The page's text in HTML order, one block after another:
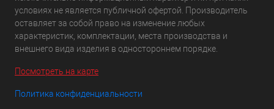
условиях не является публичной офертой. Производитель
оставляет за собой право на изменение любых
характеристик, комплектации, места производства и
внешнего вида изделия в одностороннем порядке.
Посмотреть на карте
Политика конфиденциальности